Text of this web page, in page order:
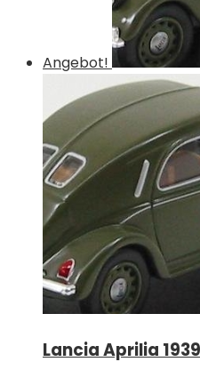
Angebot!
Lancia Aprilia